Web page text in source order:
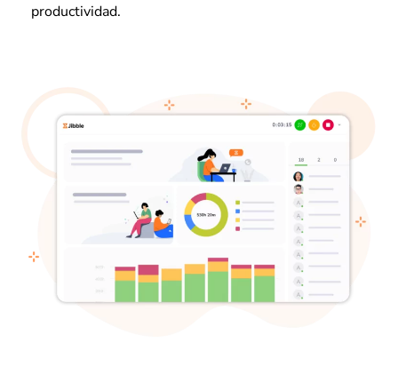
productividad.